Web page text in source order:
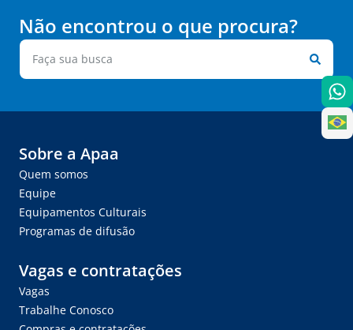
Não encontrou o que procura?
Sobre a Apaa
Quem somos
Equipe
Equipamentos Culturais
Programas de difusão
Vagas e contratações
Vagas
Trabalhe Conosco